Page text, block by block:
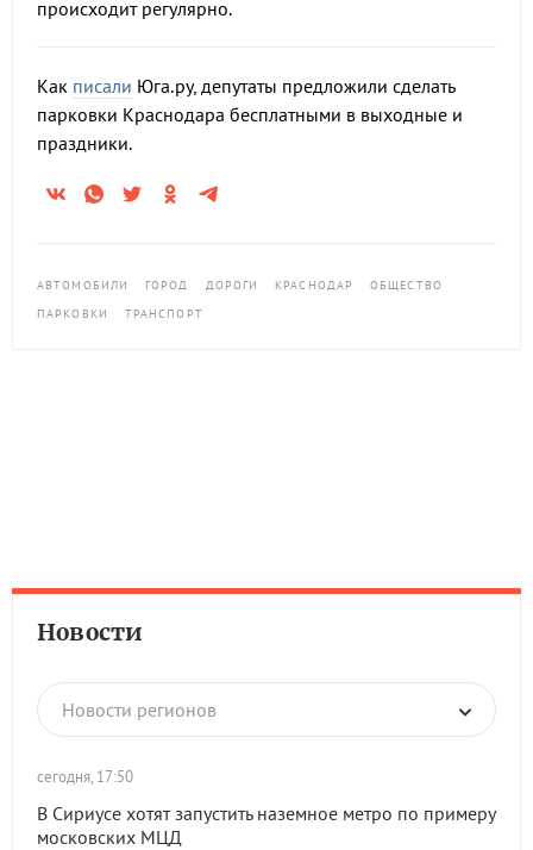
происходит регулярно.
Как писали Юга.ру, депутаты предложили сделать
парковки Краснодара бесплатными в выходные и
праздники.
АВТОМОБИЛИ ГОРОД ДОРОГИ КРАСНОДАР
ОБЩЕСТВО
ПАРКОВКИ
ТРАНСПОРТ
Новости
Новости регионов
сегодня, 17:50
В Сириусе хотят запустить наземное метро по примеру
московских МЦД